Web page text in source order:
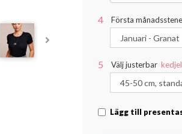
Första
Välj justerbar
Lägg till